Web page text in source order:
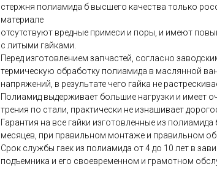
стержня полиамида б высшего качества только
материале
отсутствуют вредные примеси и поры, и имеют
с литыми гайками.
Перед изготовлением запчастей, согласно
термическую обработку полиамида в маслянной
напряжений, в результате чего гайка не
Полиамид выдерживает большие нагрузки и имеет
трения по стали, практически не изнашивает
Гарантия на все гайки изготовленные из
месяцев, при правильном монтаже и правильном
Срок службы гаек из полиамида от 4 до 10 лет в
подъемника и его своевременном и грамотном